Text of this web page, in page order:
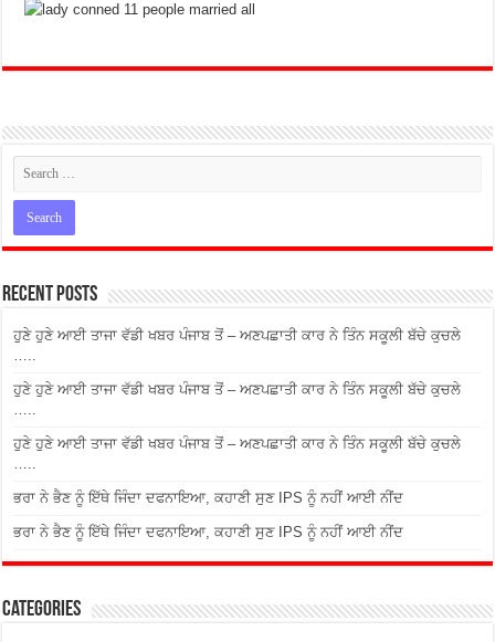
Recent Posts
ਹੁਣੇ ਹੁਣੇ ਆਈ ਤਾਜਾ ਵੱਡੀ ਖਬਰ ਪੰਜਾਬ ਤੋਂ – ਅਣਪਛਾਤੀ ਕਾਰ ਨੇ ਤਿੰਨ ਸਕੂਲੀ ਬੱਚੇ ਕੁਚਲੇ
…..
ਹੁਣੇ ਹੁਣੇ ਆਈ ਤਾਜਾ ਵੱਡੀ ਖਬਰ ਪੰਜਾਬ ਤੋਂ – ਅਣਪਛਾਤੀ ਕਾਰ ਨੇ ਤਿੰਨ ਸਕੂਲੀ ਬੱਚੇ ਕੁਚਲੇ
…..
ਹੁਣੇ ਹੁਣੇ ਆਈ ਤਾਜਾ ਵੱਡੀ ਖਬਰ ਪੰਜਾਬ ਤੋਂ – ਅਣਪਛਾਤੀ ਕਾਰ ਨੇ ਤਿੰਨ ਸਕੂਲੀ ਬੱਚੇ ਕੁਚਲੇ
…..
ਭਰਾ ਨੇ ਭੈਣ ਨੂੰ ਇੱਥੇ ਜਿੰਦਾ ਦਫਨਾਇਆ, ਕਹਾਣੀ ਸੁਣ IPS ਨੂੰ ਨਹੀਂ ਆਈ ਨੀਂਦ
ਭਰਾ ਨੇ ਭੈਣ ਨੂੰ ਇੱਥੇ ਜਿੰਦਾ ਦਫਨਾਇਆ, ਕਹਾਣੀ ਸੁਣ IPS ਨੂੰ ਨਹੀਂ ਆਈ ਨੀਂਦ
Categories